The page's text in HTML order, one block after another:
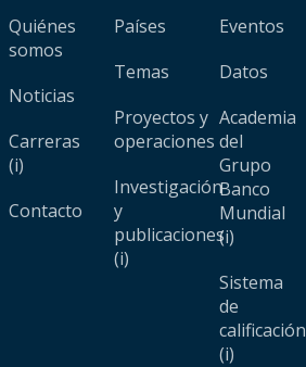
Quiénes
somos
Noticias
Carreras
(i)
Contacto
Países
Temas
Proyectos y
operaciones
Investigación
y
publicaciones
(i)
Eventos
Datos
Academia
del
Grupo
Banco
Mundial
(i)
Sistema
de
calificación
(i)